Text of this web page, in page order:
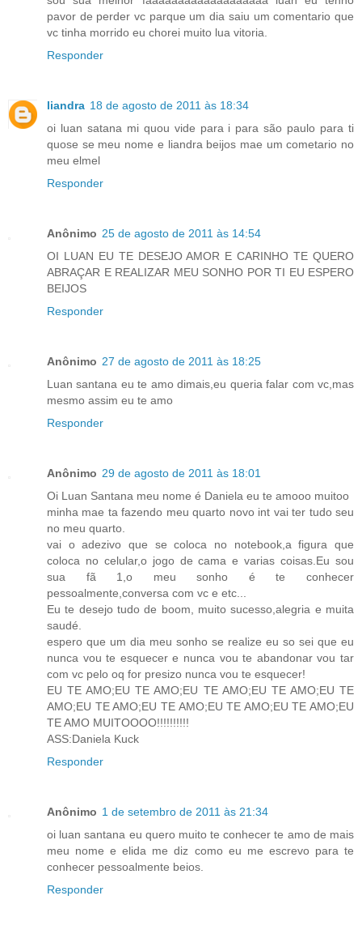
pavor de perder vc parque um dia saiu um comentario que
vc tinha morrido eu chorei muito lua vitoria.
Responder
liandra 18 de agosto de 2011 às 18:34
oi luan satana mi quou vide para i para são paulo para ti
quose se meu nome e liandra beijos mae um cometario no
meu elmel
Responder
Anônimo 25 de agosto de 2011 às 14:54
OI LUAN EU TE DESEJO AMOR E CARINHO TE QUERO
ABRAÇAR E REALIZAR MEU SONHO POR TI EU ESPERO
BEIJOS
Responder
Anônimo 27 de agosto de 2011 às 18:25
Luan santana eu te amo dimais,eu queria falar com vc,mas
mesmo assim eu te amo
Responder
Anônimo 29 de agosto de 2011 às 18:01
Oi Luan Santana meu nome é Daniela eu te amooo muitoo
minha mae ta fazendo meu quarto novo int vai ter tudo seu
no meu quarto.
vai o adezivo que se coloca no notebook,a figura que
coloca no celular,o jogo de cama e varias coisas.Eu sou
sua fã 1,o meu sonho é te conhecer
pessoalmente,conversa com vc e etc...
Eu te desejo tudo de boom, muito sucesso,alegria e muita
saudé.
espero que um dia meu sonho se realize eu so sei que eu
nunca vou te esquecer e nunca vou te abandonar vou tar
com vc pelo oq for presizo nunca vou te esquecer!
EU TE AMO;EU TE AMO;EU TE AMO;EU TE AMO;EU TE
AMO;EU TE AMO;EU TE AMO;EU TE AMO;EU TE AMO;EU
TE AMO MUITOOOO!!!!!!!!!!
ASS:Daniela Kuck
Responder
Anônimo 1 de setembro de 2011 às 21:34
oi luan santana eu quero muito te conhecer te amo de mais
meu nome e elida me diz como eu me escrevo para te
conhecer pessoalmente beios.
Responder